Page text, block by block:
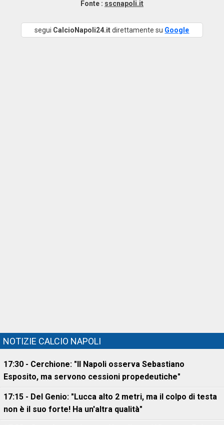
Fonte : sscnapoli.it
segui CalcioNapoli24.itdirettamente su Google
NOTIZIE CALCIO NAPOLI
17:30 - Cerchione: "Il Napoli osserva Sebastiano
Esposito, ma servono cessioni propedeutiche"
17:15 - Del Genio: "Lucca alto 2 metri, ma il colpo di testa
non è il suo forte! Ha un'altra qualità"